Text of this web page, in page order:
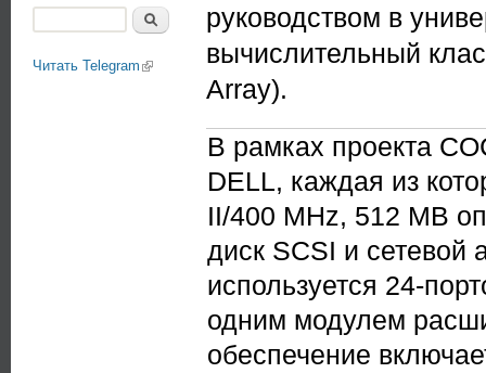
руководством в
вычислительный
Array).
В рамках проекта
DELL, каждая из
II/400 MHz, 512 MB
диск SCSI и сетевой
используется 24-
одним модулем
обеспечение
Читать Telegram (link is external)